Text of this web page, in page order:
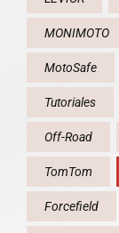
MONIMOTO
MotoSafe
Tutoriales
Off-Road
TomTom
Forcefield